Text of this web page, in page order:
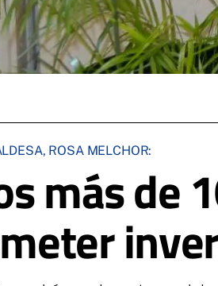
ROSA MELCHOR:
más de